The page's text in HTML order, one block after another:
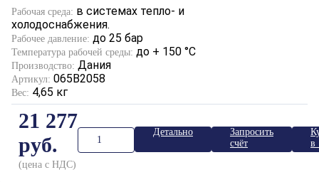
Рабочая среда: в системах тепло- и
холодоснабжения.
Рабочее давление: до 25 бар
Температура рабочей среды: до + 150 °С
Производство: Дания
Артикул: 065B2058
Вес: 4,65 кг
21 277
руб.
(цена с НДС)
Детально
Запросить
счёт
в